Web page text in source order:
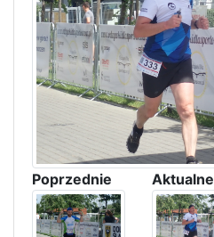
Poprzednie Aktualne